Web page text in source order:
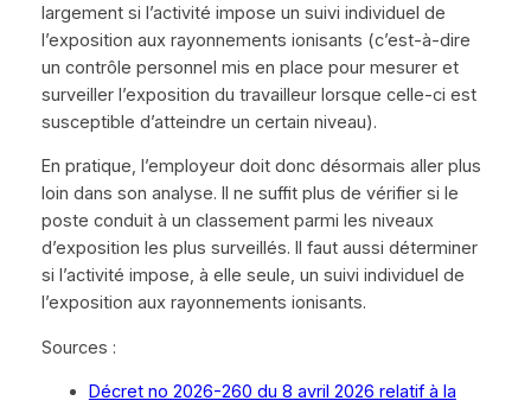
largement si l’activité impose un suivi individuel de
l’exposition aux rayonnements ionisants (c’est-à-dire
un contrôle personnel mis en place pour mesurer et
surveiller l’exposition du travailleur lorsque celle-ci est
susceptible d’atteindre un certain niveau).
En pratique, l’employeur doit donc désormais aller plus
loin dans son analyse. Il ne suffit plus de vérifier si le
poste conduit à un classement parmi les niveaux
d’exposition les plus surveillés. Il faut aussi déterminer
si l’activité impose, à elle seule, un suivi individuel de
l’exposition aux rayonnements ionisants.
Sources :
Décret no 2026-260 du 8 avril 2026 relatif à la